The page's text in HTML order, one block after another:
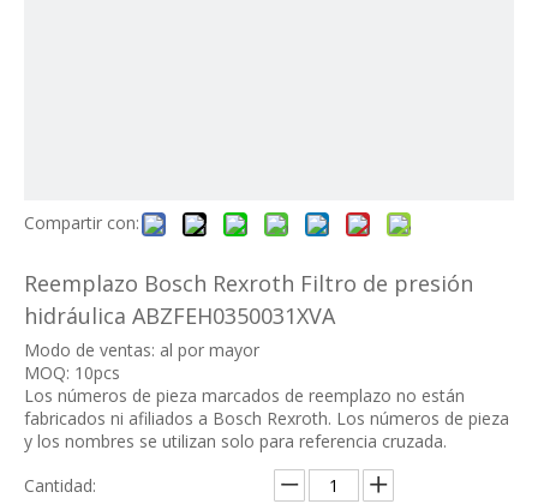
Compartir con:
Reemplazo Bosch Rexroth Filtro de presión
hidráulica ABZFEH0350031XVA
Modo de ventas: al por mayor
MOQ: 10pcs
Los números de pieza marcados de reemplazo no están
fabricados ni afiliados a Bosch Rexroth. Los números de pieza
y los nombres se utilizan solo para referencia cruzada.
Cantidad: